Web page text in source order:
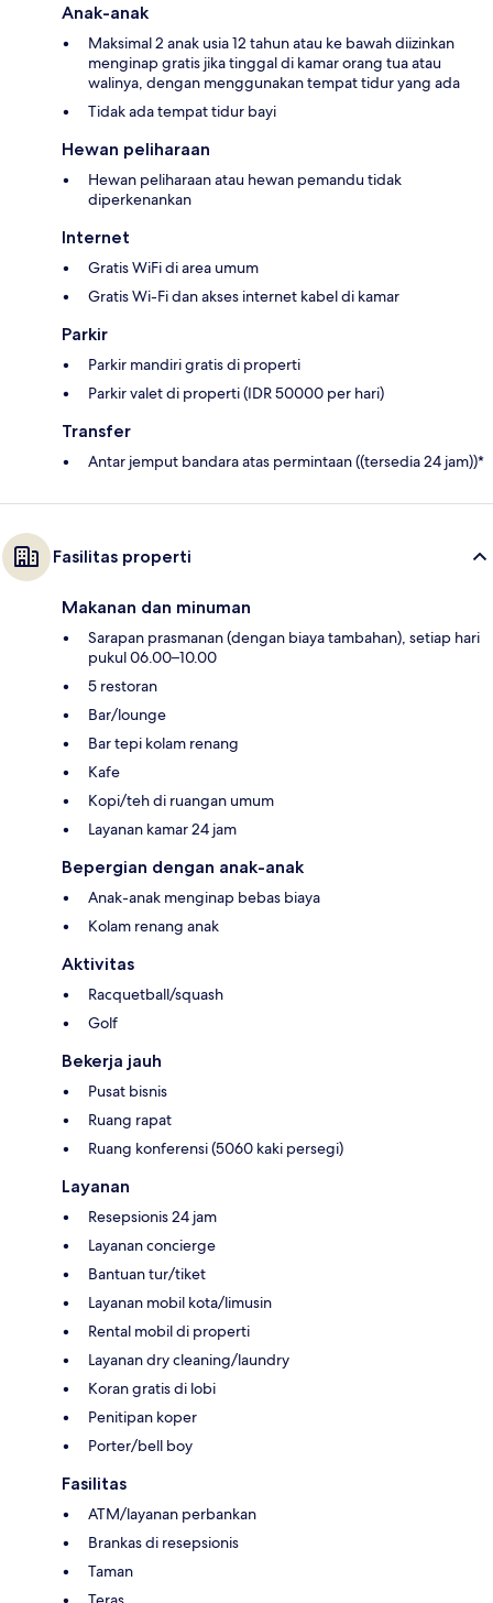
Anak-anak
Maksimal 2 anak usia 12 tahun atau ke bawah diizinkan
menginap gratis jika tinggal di kamar orang tua atau
walinya, dengan menggunakan tempat tidur yang ada
Tidak ada tempat tidur bayi
Hewan peliharaan
Hewan peliharaan atau hewan pemandu tidak
diperkenankan
Internet
Gratis WiFi di area umum
Gratis Wi-Fi dan akses internet kabel di kamar
Parkir
Parkir mandiri gratis di properti
Parkir valet di properti (IDR 50000 per hari)
Transfer
Antar jemput bandara atas permintaan ((tersedia 24 jam))*
Fasilitas properti
Makanan dan minuman
Sarapan prasmanan (dengan biaya tambahan), setiap hari
pukul 06.00–10.00
5 restoran
Bar/lounge
Bar tepi kolam renang
Kafe
Kopi/teh di ruangan umum
Layanan kamar 24 jam
Bepergian dengan anak-anak
Anak-anak menginap bebas biaya
Kolam renang anak
Aktivitas
Racquetball/squash
Golf
Bekerja jauh
Pusat bisnis
Ruang rapat
Ruang konferensi (5060 kaki persegi)
Layanan
Resepsionis 24 jam
Layanan concierge
Bantuan tur/tiket
Layanan mobil kota/limusin
Rental mobil di properti
Layanan dry cleaning/laundry
Koran gratis di lobi
Penitipan koper
Porter/bell boy
Fasilitas
ATM/layanan perbankan
Brankas di resepsionis
Taman